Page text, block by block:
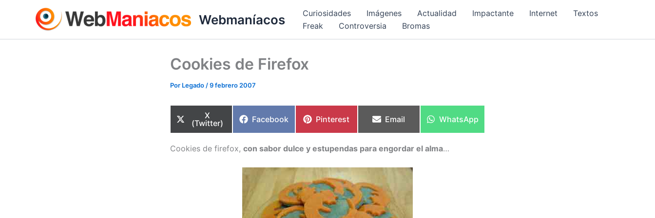
Webmaníacos Curiosidades Imágenes Actualidad Impactante Internet
Textos
Freak
Controversia Bromas
Cookies de Firefox
Por Legado /9 febrero 2007
Compartir
en
X
(Twitter)
Compartir
Facebook
Compartir
Pinterest
Compartir
Email
Compartir
WhatsApp
Cookies de firefox, con sabor dulce y estupendas para engordar el alma…